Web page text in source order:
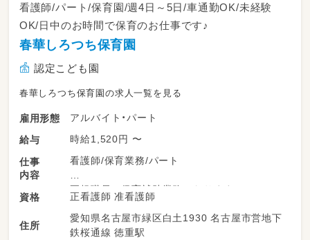
看護師/パート/保育園/週4日～5日/車通勤OK/未経験
OK/日中のお時間で保育のお仕事です♪
春華しろつち保育園
認定こども園
春華しろつち保育園の求人一覧を見る
雇用形態
アルバイト・パート
給与
時給1,520円 〜
仕事
内容
看護師/保育業務/パート
正規職員の保育補助業務となります。
保育の業務が未経験でもOKです！
子どもたちの元気な姿・笑顔・保育の中で感じま
せんか。
資格 正看護師 准看護師
住所
愛知県名古屋市緑区白土1930 名古屋市営地下
鉄桜通線 徳重駅